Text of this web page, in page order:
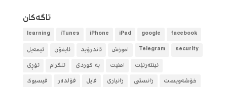
تاگه‌كان
facebook
google
iPad
iPhone
iTunes
learning
security
Telegram آموزش ئاندرۆید ئایفۆن
ئیمەیل
ئینتەرنێت
امنیت بە کوردی تلگرام
تۆڕی
خۆشەویست
زانستی زانیاری فایل فۆلده‌ر
فیسبوک